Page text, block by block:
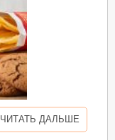
ЧИТАТЬ ДАЛЬШЕ